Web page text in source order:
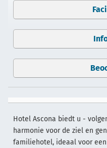
Hotel Ascona biedt u -
harmonie voor de ziel en
familiehotel, ideaal voor